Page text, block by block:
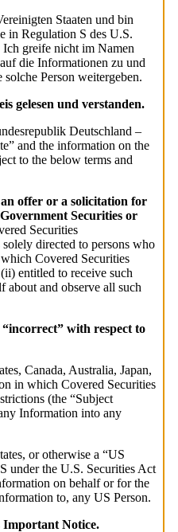
Staaten und bin
in Regulation S des U.S.
greife nicht im Namen
die Informationen zu und
Person weitergeben.
gelesen und verstanden.
Deutschland –
and the information on the
to the below terms and
offer or a solicitation for
Securities or
Securities
directed to persons who
Covered Securities
entitled to receive such
about and observe all such
with respect to
Canada, Australia, Japan,
in which Covered Securities
(the “Subject
Information into any
or otherwise a “US
under the U.S. Securities Act
on behalf or for the
to, any US Person.
Important Notice.